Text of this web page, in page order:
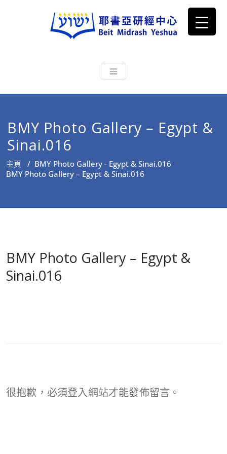
耶書亞研經中心
根源明白聖經，成為更好的門徒
BMY Photo Gallery – Egypt &
Sinai.016
主頁 / BMY Photo Gallery - Egypt & Sinai.016
BMY Photo Gallery – Egypt & Sinai.016
BMY Photo Gallery – Egypt &
Sinai.016
很抱歉，必須登入網站才能發佈留言。